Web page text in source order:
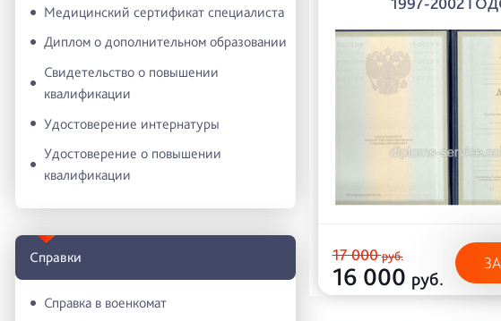
Медицинский сертификат специалиста
Диплом о дополнительном образовании
Свидетельство о повышении
квалификации
Удостоверение интернатуры
Удостоверение о повышении
квалификации
Справки
Справка в военкомат
17 000руб.
16 000 руб.